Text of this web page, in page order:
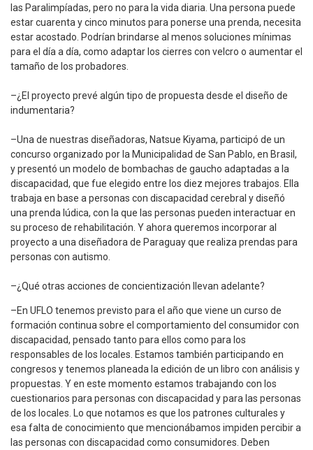
las Paralimpíadas, pero no para la vida diaria. Una persona puede
estar cuarenta y cinco minutos para ponerse una prenda, necesita
estar acostado. Podrían brindarse al menos soluciones mínimas
para el día a día, como adaptar los cierres con velcro o aumentar el
tamaño de los probadores.
–¿El proyecto prevé algún tipo de propuesta desde el diseño de
indumentaria?
–Una de nuestras diseñadoras, Natsue Kiyama, participó de un
concurso organizado por la Municipalidad de San Pablo, en Brasil,
y presentó un modelo de bombachas de gaucho adaptadas a la
discapacidad, que fue elegido entre los diez mejores trabajos. Ella
trabaja en base a personas con discapacidad cerebral y diseñó
una prenda lúdica, con la que las personas pueden interactuar en
su proceso de rehabilitación. Y ahora queremos incorporar al
proyecto a una diseñadora de Paraguay que realiza prendas para
personas con autismo.
–¿Qué otras acciones de concientización llevan adelante?
–En UFLO tenemos previsto para el año que viene un curso de
formación continua sobre el comportamiento del consumidor con
discapacidad, pensado tanto para ellos como para los
responsables de los locales. Estamos también participando en
congresos y tenemos planeada la edición de un libro con análisis y
propuestas. Y en este momento estamos trabajando con los
cuestionarios para personas con discapacidad y para las personas
de los locales. Lo que notamos es que los patrones culturales y
esa falta de conocimiento que mencionábamos impiden percibir a
las personas con discapacidad como consumidores. Deben